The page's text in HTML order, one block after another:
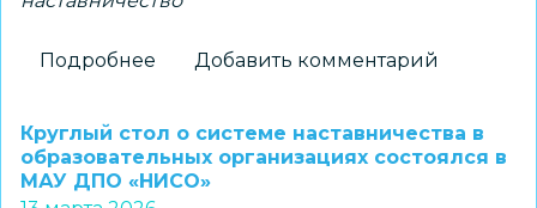
Подробнее
педагогов
региона
Добавить комментарий
Круглый стол о системе наставничества в
образовательных организациях состоялся в
МАУ ДПО «НИСО»